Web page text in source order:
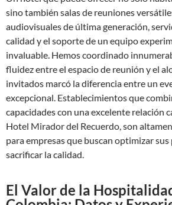
sino también salas de reuniones
audiovisuales de última generación,
calidad y el soporte de un equipo
invaluable. Hemos coordinado
fluidez entre el espacio de reunión y el
invitados marcó la diferencia entre un
excepcional. Establecimientos que
capacidades con una excelente relación
Hotel Mirador del Recuerdo, son
para empresas que buscan optimizar
sacrificar la calidad.
El Valor de la